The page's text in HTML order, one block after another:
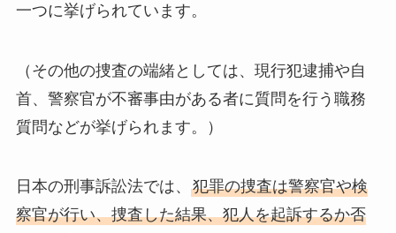
一つに挙げられています。
（その他の捜査の端緒としては、現行犯逮捕や自
首、警察官が不審事由がある者に質問を行う職務
質問などが挙げられます。）
日本の刑事訴訟法では、 犯罪の捜査は警察官や検
察官が行い、捜査した結果、犯人を起訴するか否